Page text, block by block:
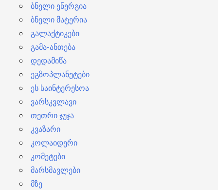
ბნელი ენერგია
ბნელი მატერია
გალაქტიკები
გამა-ანთება
დედამიწა
ეგზოპლანეტები
ეს საინტერესოა
ვარსკვლავი
თეთრი ჯუჯა
კვაზარი
კოლაიდერი
კომეტები
მარსმავლები
მზე